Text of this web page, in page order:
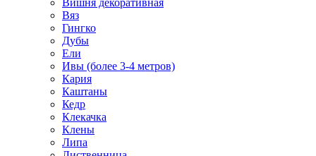
Вишня декоративная
Вяз
Гингко
Дубы
Ели
Ивы (более 3-4 метров)
Кария
Каштаны
Кедр
Клекачка
Клены
Липа